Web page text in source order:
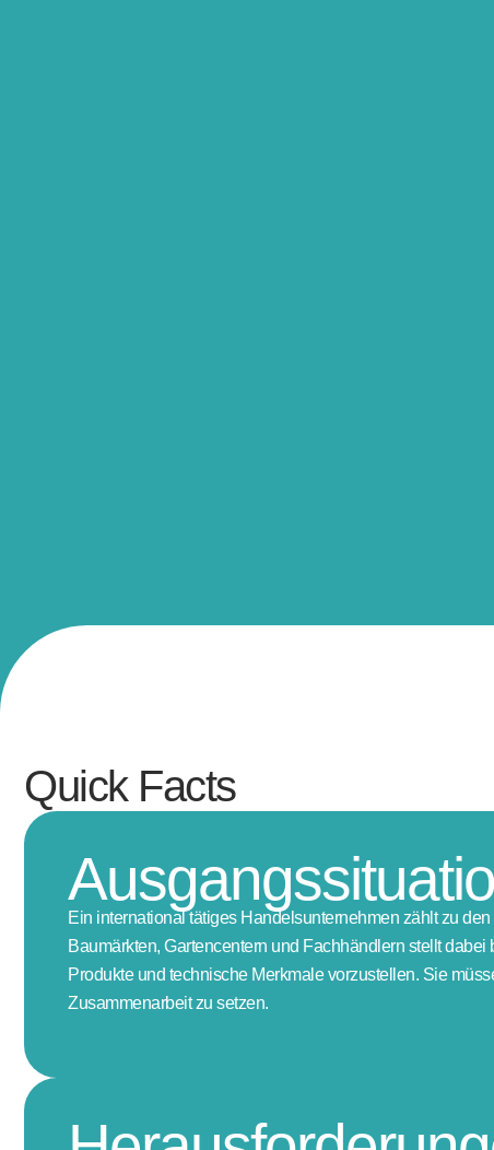
Quick Facts
Ein international tätiges Handelsunternehmen zählt zu
Baumärkten, Gartencentern und Fachhändlern stellt
Produkte und technische Merkmale vorzustellen. Sie
Zusammenarbeit zu setzen.